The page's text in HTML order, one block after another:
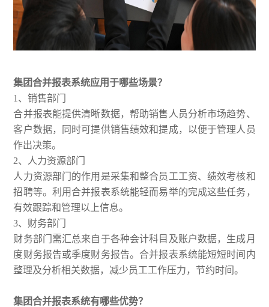
集团合并报表系统应用于哪些场景？
1、销售部门
合并报表能提供清晰数据，帮助销售人员分析市场趋势、
客户数据，同时可提供销售绩效和提成，以便于管理人员
作出决策。
2、人力资源部门
人力资源部门的作用是采集和整合员工工资、绩效考核和
招聘等。利用合并报表系统能轻而易举的完成这些任务，
有效跟踪和管理以上信息。
3、财务部门
财务部门需汇总来自于各种会计科目及账户数据，生成月
度财务报告或季度财务报告。合并报表系统能短短时间内
整理及分析相关数据，减少员工工作压力，节约时间。
集团合并报表系统有哪些优势？